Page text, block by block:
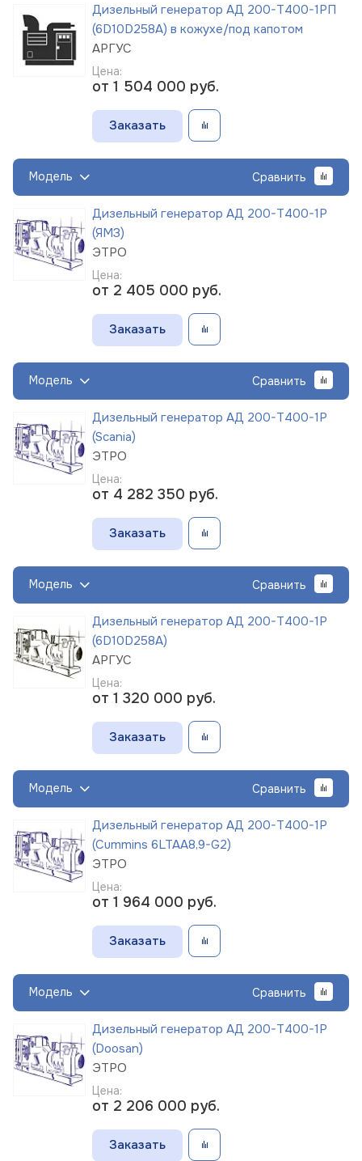
Дизельный генератор АД 200-Т400-1РП
(6D10D258A) в кожухе/под капотом
АРГУС
Цена:
от 1 504 000 руб.
Заказать
Модель Сравнить
Дизельный генератор АД 200-Т400-1Р
(ЯМЗ)
ЭТРО
Цена:
от 2 405 000 руб.
Заказать
Модель Сравнить
Дизельный генератор АД 200-Т400-1Р
(Scania)
ЭТРО
Цена:
от 4 282 350 руб.
Заказать
Модель Сравнить
Дизельный генератор АД 200-Т400-1Р
(6D10D258A)
АРГУС
Цена:
от 1 320 000 руб.
Заказать
Модель Сравнить
Дизельный генератор АД 200-Т400-1Р
(Cummins 6LTAA8,9-G2)
ЭТРО
Цена:
от 1 964 000 руб.
Заказать
Модель Сравнить
Дизельный генератор АД 200-Т400-1Р
(Doosan)
ЭТРО
Цена:
от 2 206 000 руб.
Заказать